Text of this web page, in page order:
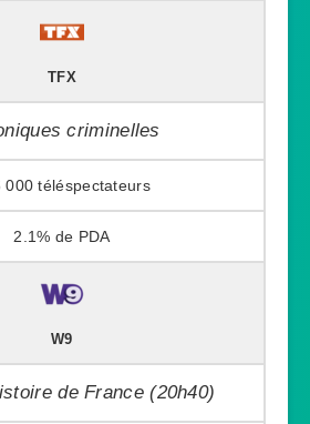
TFX
criminelles
000
2.1%
W9
de France (20h40)